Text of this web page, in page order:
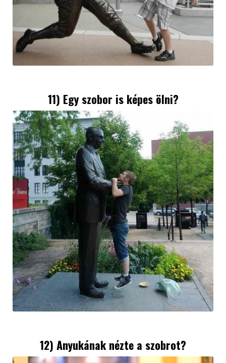
11) Egy szobor is képes ölni?
12) Anyukának nézte a szobrot?